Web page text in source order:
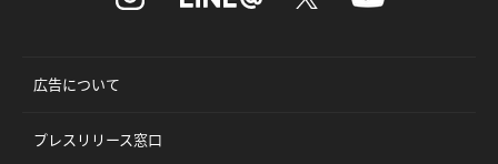
広告について
プレスリリース窓口